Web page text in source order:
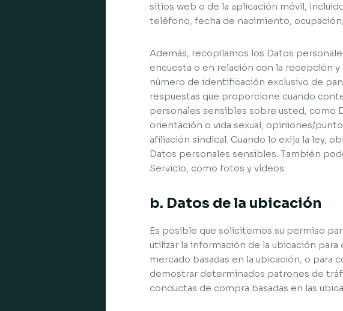
sitios web o de la aplicación móvil,
teléfono, fecha de nacimiento,
Además, recopilamos los Datos
encuesta o en relación con la recepción
número de identificación exclusivo de
respuestas que proporcione cuando
personales sensibles sobre usted, como
orientación o vida sexual, opiniones/
afiliación sindical. Cuando lo exija la ley,
Datos personales sensibles. También
Servicio, como fotos y vídeos.
b. Datos de la ubicación
Es posible que solicitemos su permiso
utilizar la información de la ubicación
mercado basadas en la ubicación, o
demostrar determinados patrones de
conductas de compra basadas en las